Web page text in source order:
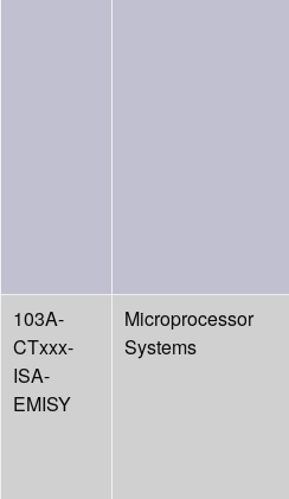
103A-
CTxxx-
ISA-
EMISY
Microprocessor
Systems